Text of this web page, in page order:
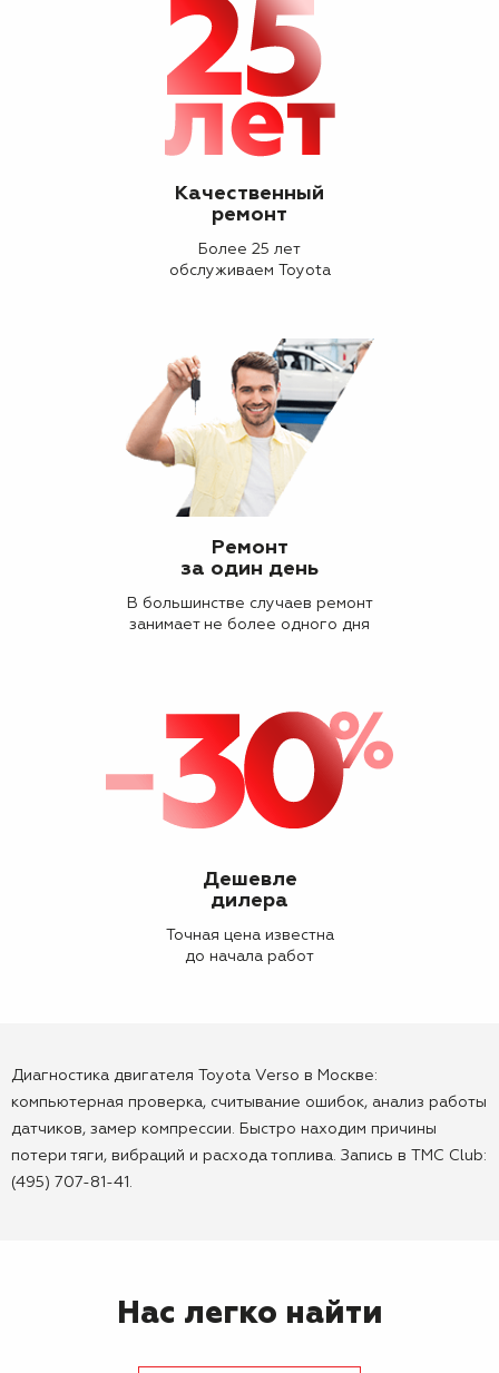
Качественный
ремонт
Более 25 лет
обслуживаем Toyota
Ремонт
за один день
В большинстве случаев ремонт
занимает не более одного дня
Дешевле
дилера
Точная цена известна
до начала работ
Диагностика двигателя Toyota Verso в Москве:
компьютерная проверка, считывание ошибок, анализ работы
датчиков, замер компрессии. Быстро находим причины
потери тяги, вибраций и расхода топлива. Запись в TMC Club:
(495) 707-81-41.
Нас легко найти